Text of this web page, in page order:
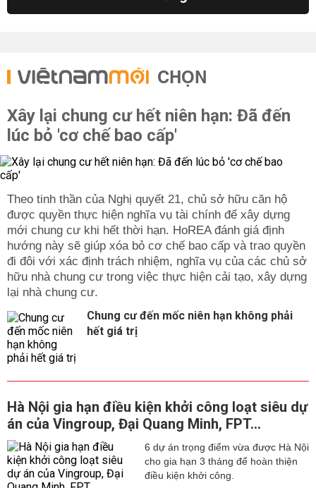
CHỌN
Xây lại chung cư hết niên hạn: Đã đến
lúc bỏ 'cơ chế bao cấp'
Theo tinh thần của Nghị quyết 21, chủ sở hữu căn hộ
được quyền thực hiện nghĩa vụ tài chính để xây dựng
mới chung cư khi hết thời hạn. HoREA đánh giá định
hướng này sẽ giúp xóa bỏ cơ chế bao cấp và trao quyền
đi đôi với xác định trách nhiệm, nghĩa vụ của các chủ sở
hữu nhà chung cư trong việc thực hiện cải tạo, xây dựng
lại nhà chung cư.
Chung cư đến mốc niên hạn không phải
hết giá trị
Hà Nội gia hạn điều kiện khởi công loạt siêu dự
án của Vingroup, Đại Quang Minh, FPT...
6 dự án trọng điểm vừa được Hà Nội
cho gia hạn 3 tháng để hoàn thiện
điều kiện khởi công.